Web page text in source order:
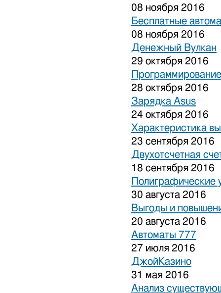
08 ноября 2016
Бесплатные
08 ноября 2016
Денежный Вулкан
29 октября 2016
28 октября 2016
Зарядка Asus
24 октября 2016
Характеристика
23 сентября 2016
Двухотсчетная
18 сентября 2016
Полиграфические
30 августа 2016
Выгоды и
20 августа 2016
Автоматы 777
27 июля 2016
ДжойКазино
31 мая 2016
Анализ